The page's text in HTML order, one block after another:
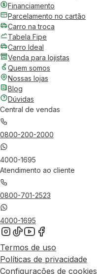
Financiamento
Parcelamento no cartão
Carro na troca
Tabela Fipe
Carro Ideal
Venda para lojistas
Quem somos
Nossas lojas
Blog
Dúvidas
Central de vendas
0800-200-2000
4000-1695
Atendimento ao cliente
0800-701-2523
4000-1695
Termos de uso
Políticas de privacidade
Configurações de cookies